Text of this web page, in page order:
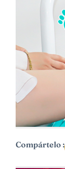
Compártelo :